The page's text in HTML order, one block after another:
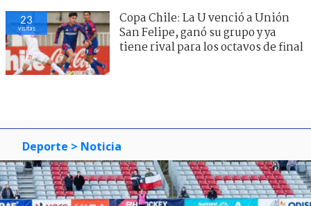
23
visitas
Copa Chile: La U venció a Unión
San Felipe, ganó su grupo y ya
tiene rival para los octavos de final
Deporte > Noticia